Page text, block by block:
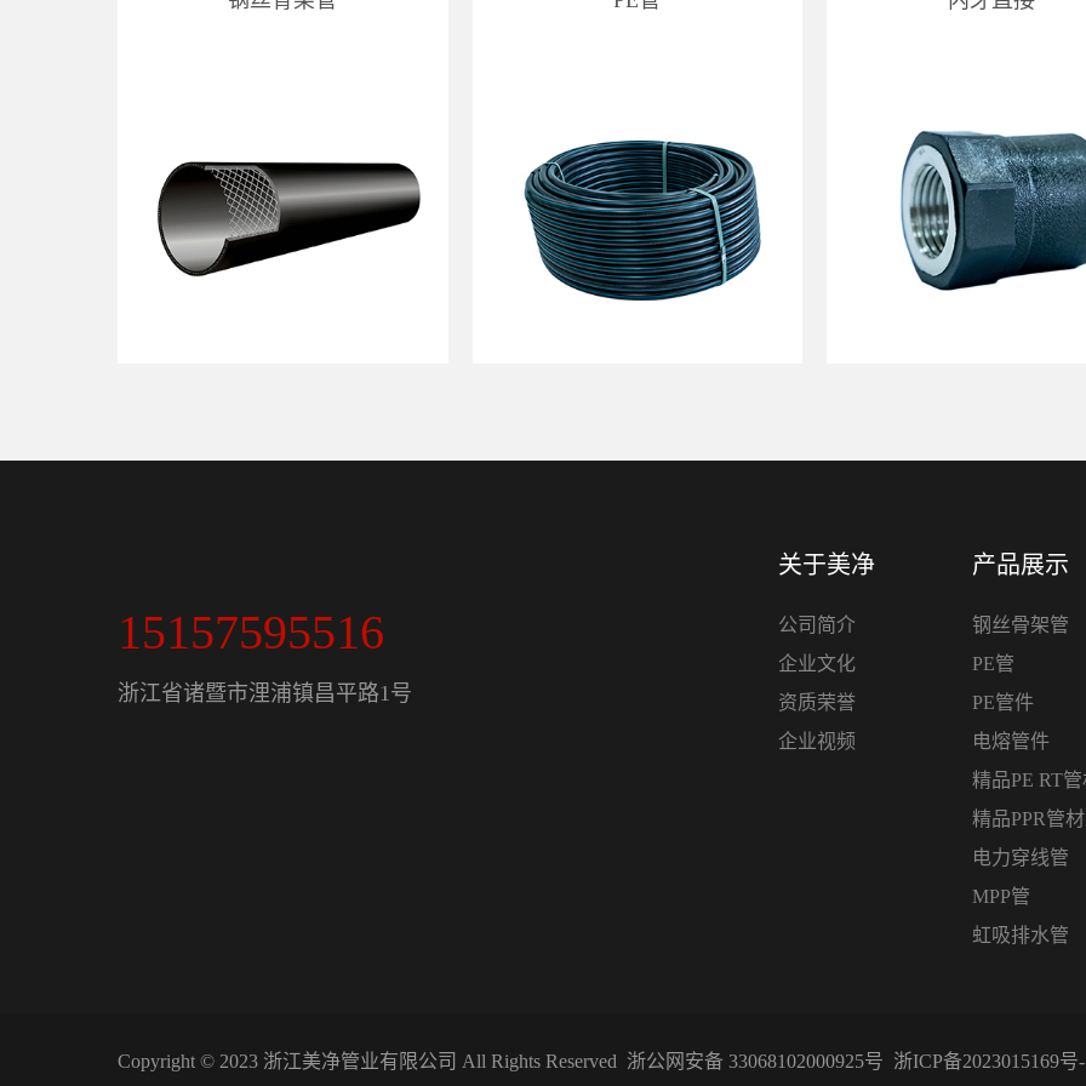
15157595516
浙江省诸暨市浬浦镇昌平路1号
关于美净
公司简介
企业文化
资质荣誉
企业视频
产品展示
钢丝骨架管
PE管
PE管件
电熔管件
精品PE RT
精品PPR管
电力穿线管
MPP管
虹吸排水管
Copyright © 2023 浙江美净管业有限公司 All Rights Reserved 浙公网安备 33068102000925号 浙ICP备2023015169号